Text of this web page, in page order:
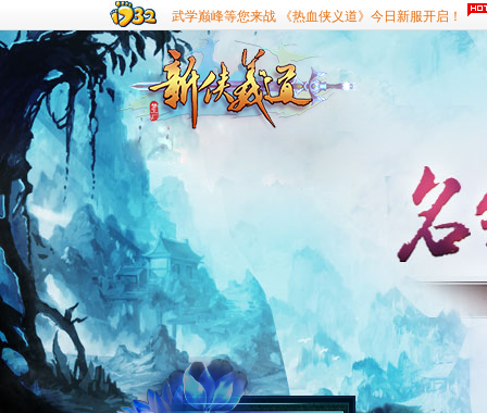
武学巅峰等您来战 《热血侠义道》今日新服开启！